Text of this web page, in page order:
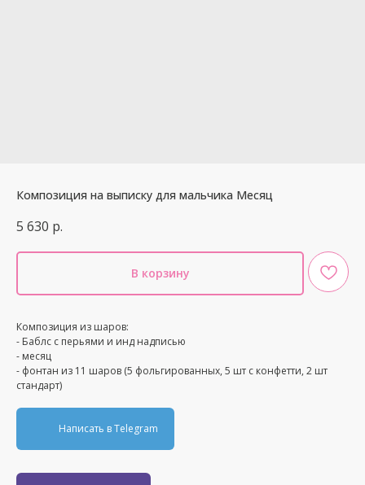
Композиция на выписку для мальчика Месяц
5 630 р.
В корзину
Композиция из шаров:
- Баблс с перьями и инд надписью
- месяц
- фонтан из 11 шаров (5 фольгированных, 5 шт с конфетти, 2 шт
стандарт)
Написать в Telegram